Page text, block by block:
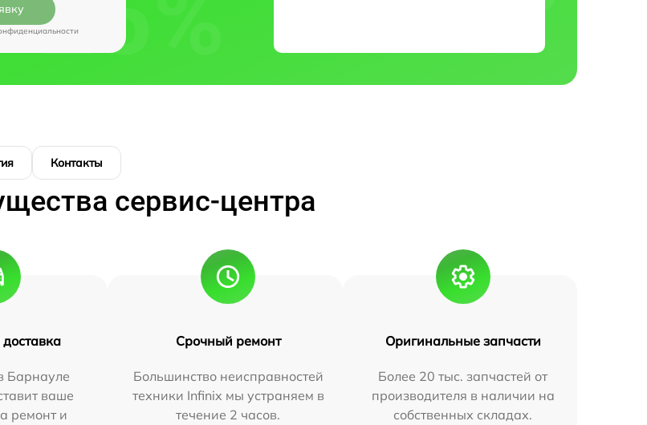
Контакты
сервис-центра
Барнауле
ваше
ремонт и
Срочный ремонт
Большинство неисправностей
техники Infinix мы устраняем в
течение 2 часов.
Оригинальные запчасти
Более 20 тыс. запчастей от
производителя в наличии на
собственных складах.